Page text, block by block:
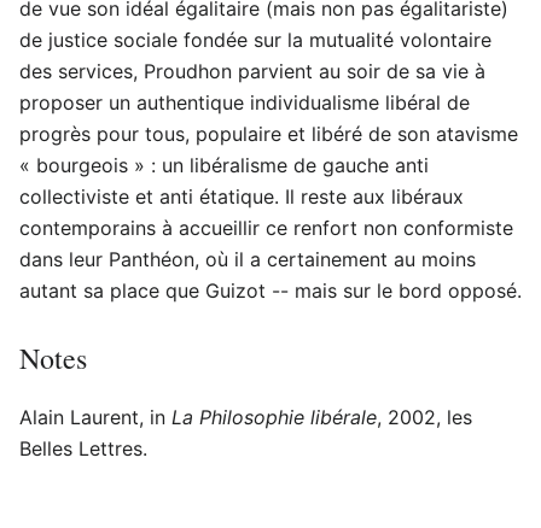
de vue son idéal égalitaire (mais non pas égalitariste)
de justice sociale fondée sur la mutualité volontaire
des services, Proudhon parvient au soir de sa vie à
proposer un authentique individualisme libéral de
progrès pour tous, populaire et libéré de son atavisme
« bourgeois » : un libéralisme de gauche anti
collectiviste et anti étatique. Il reste aux libéraux
contemporains à accueillir ce renfort non conformiste
dans leur Panthéon, où il a certainement au moins
autant sa place que Guizot -- mais sur le bord opposé.
Notes
Alain Laurent, in La Philosophie libérale, 2002, les
Belles Lettres.